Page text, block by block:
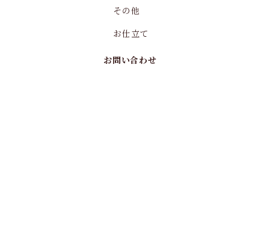
その他
お仕立て
お問い合わせ